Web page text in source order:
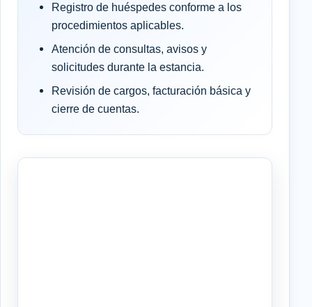
Registro de huéspedes conforme a los
procedimientos aplicables.
Atención de consultas, avisos y
solicitudes durante la estancia.
Revisión de cargos, facturación básica y
cierre de cuentas.